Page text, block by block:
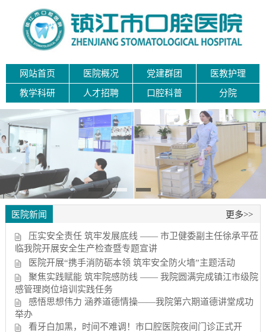
网站首页 医院概况 党建群团 医教护理
教学科研 人才招聘 口腔科普 分院
医院新闻 更多>>
压实安全责任 筑牢发展底线 —— 市卫健委副主任徐承平莅
临我院开展安全生产检查暨专题宣讲
医院开展“携手消防砺本领 筑牢安全防火墙”主题活动
聚焦实践赋能 筑牢院感防线 —— 我院圆满完成镇江市级院
感管理岗位培训实践任务
感悟思想伟力 涵养道德情操——我院第六期道德讲堂成功
举办
看牙白加黑，时间不难调！市口腔医院夜间门诊正式开